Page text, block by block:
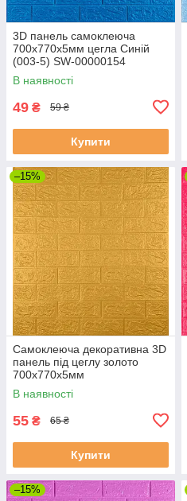
3D панель самоклеюча
700х770х5мм цегла Синій
(003-5) SW-00000154
В наявності
49 ₴ 59 ₴
Купити
–15%
Самоклеюча декоративна 3D
панель під цеглу золото
700x770x5мм
В наявності
55 ₴ 65 ₴
Купити
–15%